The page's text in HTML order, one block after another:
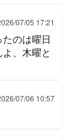
07/05 17:21
のは曜日
、木曜と
07/06 10:57